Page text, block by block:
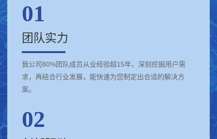
01
团队实力
我公司80%团队成员从业经验超15年，深刻挖掘用户需
求，再结合行业发展，能快速为您制定出合适的解决方
案。
02